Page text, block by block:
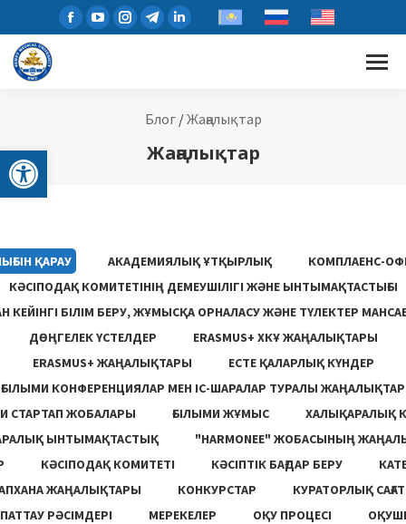
Open toolbar
Блог/Жаңалықтар
Жаңалықтар
ҚАРАУ АКАДЕМИЯЛЫҚ ҰТҚЫРЛЫҚ
КОМПЛАЕНС-
КӘСІПОДАҚ КОМИТЕТІНІҢ ДЕМЕУШІЛІГІ ЖӘНЕ ЫНТЫМАҚТАСТЫҒЫ
КЕЙІНГІ БІЛІМ БЕРУ, ЖҰМЫСҚА ОРНАЛАСУ ЖƏНЕ ТҮЛЕКТЕР
ДӨҢГЕЛЕК ҮСТЕЛДЕР
ERASMUS+ ХКҰ ЖАҢАЛЫҚТАРЫ
ERASMUS+ ЖАҢАЛЫҚТАРЫ
ЕСТЕ ҚАЛАРЛЫҚ КҮНДЕР
ҒЫЛЫМИ КОНФЕРЕНЦИЯЛАР МЕН ІС-ШАРАЛАР ТУРАЛЫ ЖАҢАЛЫҚТАР
СТАРТАП ЖОБАЛАРЫ
ҒЫЛЫМИ ЖҰМЫС
ХАЛЫҚАРАЛЫҚ
ЫНТЫМАҚТАСТЫҚ
"HARMONEE" ЖОБАСЫНЫҢ
КӘСІПОДАҚ КОМИТЕТІ КӘСІПТІК БАҒДАР БЕРУ
ЖАҢАЛЫҚТАРЫ
КОНКУРСТАР
КУРАТОРЛЫҚ
РӘСІМДЕРІ
МЕРЕКЕЛЕР ОҚУ ПРОЦЕСІ